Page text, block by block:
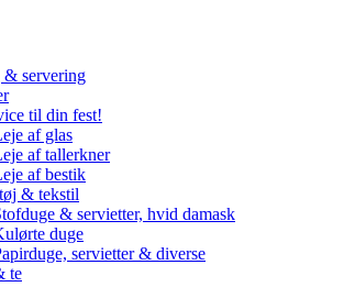
servering
til din fest!
af glas
af tallerkner
af bestik
& tekstil
& servietter, hvid damask
duge
servietter & diverse
te